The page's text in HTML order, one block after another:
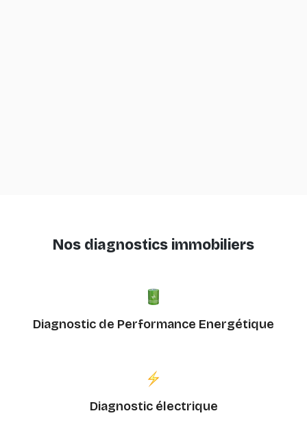
Nos diagnostics immobiliers
Diagnostic de Performance Energétique
Diagnostic électrique